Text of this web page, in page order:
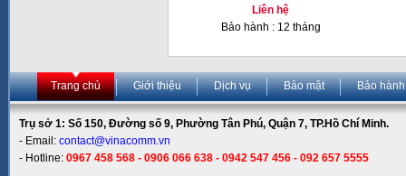
Liên hệ
Bảo hành : 12 tháng
Trang chủ Giới thiệu Dịch vụ Bảo mật Bảo hành
Trụ sở 1: Số 150, Đường số 9, Phường Tân Phú, Quận 7, TP.Hồ Chí Minh.
- Email: contact@vinacomm.vn
- Hotline: 0967 458 568 - 0906 066 638 - 0942 547 456 - 092 657 5555